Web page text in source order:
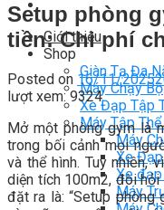
Giới thiệu
Shop
Giàn Tạ Đa
Máy Chạy Bộ
Xe Đạp Tập
Máy Tập
Máy
Xe
Xe
Máy
Setup phòng
tiền: Chi phí
Posted on 16/11/2025
lượt xem: 9324
Mở một phòng gym là
trong bối cảnh mọi
và thể hình. Tuy nhiên,
diện tích 100m2, đòi hỏi
đặt ra là: “Setup phòng